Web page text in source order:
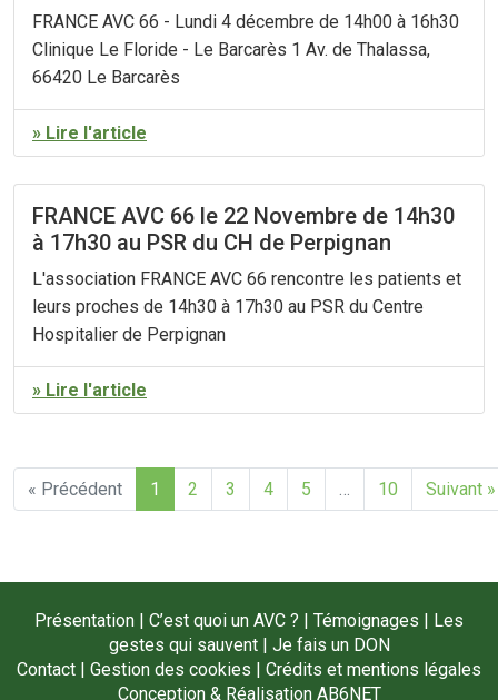
FRANCE AVC 66 - Lundi 4 décembre de 14h00 à 16h30
Clinique Le Floride - Le Barcarès 1 Av. de Thalassa,
66420 Le Barcarès
» Lire l'article
FRANCE AVC 66 le 22 Novembre de 14h30
à 17h30 au PSR du CH de Perpignan
L'association FRANCE AVC 66 rencontre les patients et
leurs proches de 14h30 à 17h30 au PSR du Centre
Hospitalier de Perpignan
» Lire l'article
« Précédent 1 2 3 4 5 10 Suivant »
Présentation | C’est quoi un AVC ? | Témoignages | Les
gestes qui sauvent| Je fais un DON
Contact | Gestion des cookies | Crédits et mentions légales
Conception & Réalisation AB6NET